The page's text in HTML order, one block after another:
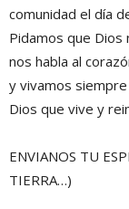
comunidad el día
Pidamos que Dios
nos habla al
y vivamos
Dios que vive y
ENVIANOS TU
TIERRA…)